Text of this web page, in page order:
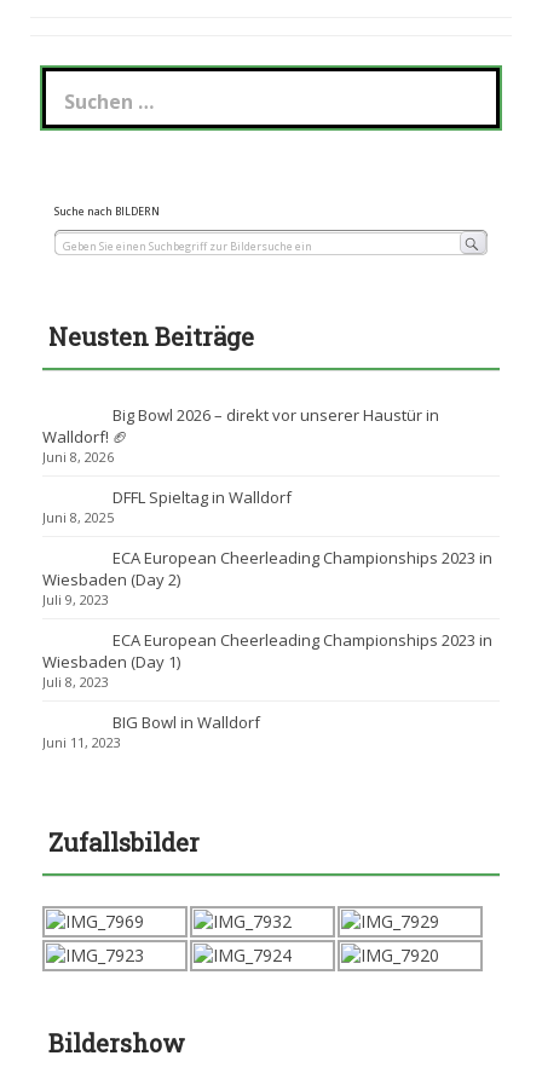
Suchen
nach:
Suche nach BILDERN
Neusten Beiträge
Big Bowl 2026 – direkt vor unserer Haustür in
Walldorf! 🏈
Juni 8, 2026
DFFL Spieltag in Walldorf
Juni 8, 2025
ECA European Cheerleading Championships 2023 in
Wiesbaden (Day 2)
Juli 9, 2023
ECA European Cheerleading Championships 2023 in
Wiesbaden (Day 1)
Juli 8, 2023
BIG Bowl in Walldorf
Juni 11, 2023
Zufallsbilder
Bildershow